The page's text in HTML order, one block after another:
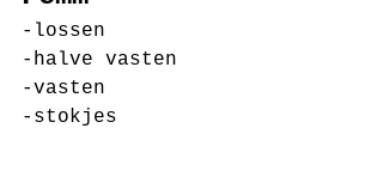
-lossen
-halve vasten
-vasten
-stokjes